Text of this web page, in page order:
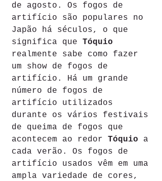
de agosto. Os fogos de
artifício são populares no
Japão há séculos, o que
significa que Tóquio
realmente sabe como fazer
um show de fogos de
artifício. Há um grande
número de fogos de
artifício utilizados
durante os vários festivais
de queima de fogos que
acontecem ao redor Tóquio a
cada verão. Os fogos de
artifício usados vêm em uma
ampla variedade de cores,